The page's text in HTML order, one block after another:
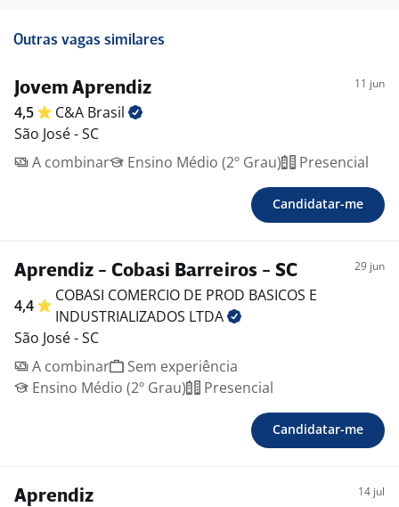
Outras vagas similares
Jovem Aprendiz 11 jun
4,5 C&A Brasil
São José - SC
A combinar
Ensino Médio (2º Grau) Presencial
Candidatar-me
Aprendiz - Cobasi Barreiros - SC 29 jun
4,4
COBASI COMERCIO DE PROD BASICOS E
INDUSTRIALIZADOS LTDA
São José - SC
A combinar
Sem experiência
Ensino Médio (2º Grau)
Presencial
Candidatar-me
Aprendiz 14 jul